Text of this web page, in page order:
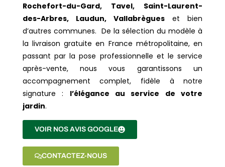
Rochefort-du-Gard, Tavel, Saint-Laurent-
des-Arbres, Laudun, Vallabrègues et bien
d’autres communes. De la sélection du modèle à
la livraison gratuite en France métropolitaine, en
passant par la pose professionnelle et le service
après-vente, nous vous garantissons un
accompagnement complet, fidèle à notre
signature : l’élégance au service de votre
jardin.
VOIR NOS AVIS GOOGLE
CONTACTEZ-NOUS